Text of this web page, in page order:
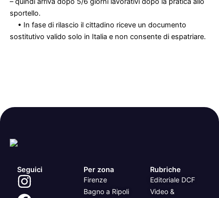
sportello.
• In fase di rilascio il cittadino riceve un documento
sostitutivo valido solo in Italia e non consente di espatriare.
Seguici Per zona
Firenze
Bagno a Ripoli
Rubriche
Editoriale DCF
Video &